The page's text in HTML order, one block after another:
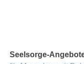
Seelsorge-